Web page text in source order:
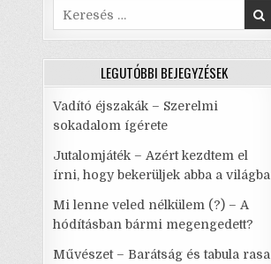
Search
for:
LEGUTÓBBI BEJEGYZÉSEK
Vadító éjszakák – Szerelmi
sokadalom ígérete
Jutalomjáték – Azért kezdtem el
írni, hogy bekerüljek abba a világba
Mi lenne veled nélkülem (?) – A
hódításban bármi megengedett?
Művészet – Barátság és tabula rasa